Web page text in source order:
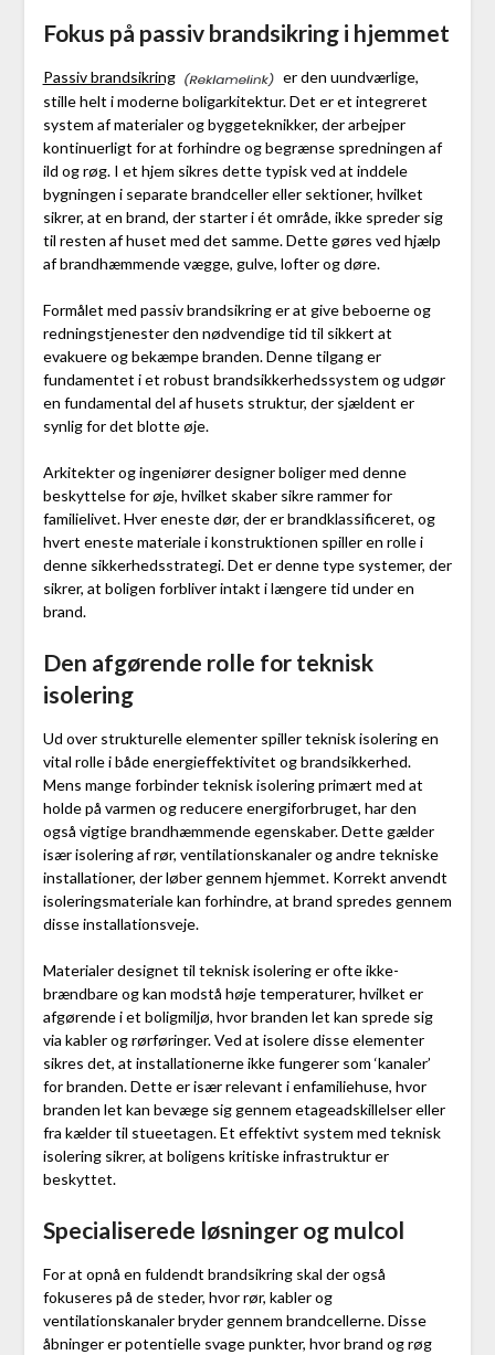
Fokus på passiv brandsikring i hjemmet
Passiv brandsikring
er den uundværlige,
stille helt i moderne boligarkitektur. Det er et integreret
system af materialer og byggeteknikker, der arbejper
kontinuerligt for at forhindre og begrænse spredningen af
ild og røg. I et hjem sikres dette typisk ved at inddele
bygningen i separate brandceller eller sektioner, hvilket
sikrer, at en brand, der starter i ét område, ikke spreder sig
til resten af huset med det samme. Dette gøres ved hjælp
af brandhæmmende vægge, gulve, lofter og døre.
Formålet med passiv brandsikring er at give beboerne og
redningstjenester den nødvendige tid til sikkert at
evakuere og bekæmpe branden. Denne tilgang er
fundamentet i et robust brandsikkerhedssystem og udgør
en fundamental del af husets struktur, der sjældent er
synlig for det blotte øje.
Arkitekter og ingeniører designer boliger med denne
beskyttelse for øje, hvilket skaber sikre rammer for
familielivet. Hver eneste dør, der er brandklassificeret, og
hvert eneste materiale i konstruktionen spiller en rolle i
denne sikkerhedsstrategi. Det er denne type systemer, der
sikrer, at boligen forbliver intakt i længere tid under en
brand.
Den afgørende rolle for teknisk
isolering
Ud over strukturelle elementer spiller teknisk isolering en
vital rolle i både energieffektivitet og brandsikkerhed.
Mens mange forbinder teknisk isolering primært med at
holde på varmen og reducere energiforbruget, har den
også vigtige brandhæmmende egenskaber. Dette gælder
især isolering af rør, ventilationskanaler og andre tekniske
installationer, der løber gennem hjemmet. Korrekt anvendt
isoleringsmateriale kan forhindre, at brand spredes gennem
disse installationsveje.
Materialer designet til teknisk isolering er ofte ikke-
brændbare og kan modstå høje temperaturer, hvilket er
afgørende i et boligmiljø, hvor branden let kan sprede sig
via kabler og rørføringer. Ved at isolere disse elementer
sikres det, at installationerne ikke fungerer som ‘kanaler’
for branden. Dette er især relevant i enfamiliehuse, hvor
branden let kan bevæge sig gennem etageadskillelser eller
fra kælder til stueetagen. Et effektivt system med teknisk
isolering sikrer, at boligens kritiske infrastruktur er
beskyttet.
Specialiserede løsninger og mulcol
For at opnå en fuldendt brandsikring skal der også
fokuseres på de steder, hvor rør, kabler og
ventilationskanaler bryder gennem brandcellerne. Disse
åbninger er potentielle svage punkter, hvor brand og røg